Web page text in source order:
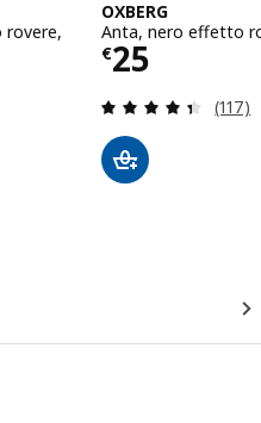
da 5 stelle. Totale
OXBERG
Anta, nero effetto
€25
Prezzo €
(117)